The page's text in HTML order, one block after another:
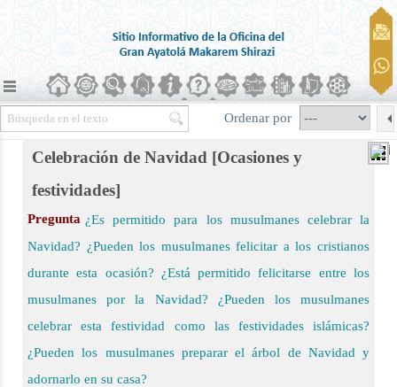
Ordenar por
Celebración de Navidad [Ocasiones y
festividades]
Pregunta ¿Es permitido para los musulmanes celebrar la
Navidad? ¿Pueden los musulmanes felicitar a los cristianos
durante esta ocasión? ¿Está permitido felicitarse entre los
musulmanes por la Navidad? ¿Pueden los musulmanes
celebrar esta festividad como las festividades islámicas?
¿Pueden los musulmanes preparar el árbol de Navidad y
adornarlo en su casa?